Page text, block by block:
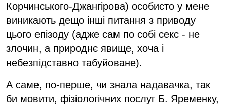
Корчинського-Джангірова) особисто у мене
виникають дещо інші питання з приводу
цього епізоду (адже сам по собі секс - не
злочин, а природнє явище, хоча і
небезпідставно табуйоване).
А саме, по-перше, чи знала надавачка, так
би мовити, фізіологічних послуг Б. Яременку,